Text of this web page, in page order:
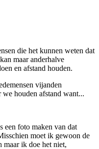
die het kunnen weten dat
maar anderhalve
en afstand houden.
vijanden
houden afstand want...
een foto maken van dat
moet ik gewoon de
maar ik doe het niet,